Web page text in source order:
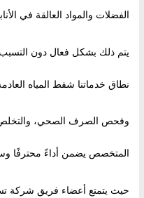
الفضلات والمواد العالقة في
يتم ذلك بشكل فعال دون التسبب
نطاق خدماتنا شفط المياه
وفحص الصرف الصحي، والتخلص
المتخصص يضمن أداءً محترفًا
حيث يتمتع أعضاء فريق شركة